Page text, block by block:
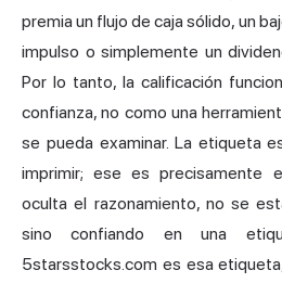
premia un flujo de caja sólido, un
impulso o simplemente un
Por lo tanto, la calificación
confianza, no como una
se pueda examinar. La etiqueta
imprimir; ese es precisamente
oculta el razonamiento, no se
sino confiando en una
5starsstocks.com es esa